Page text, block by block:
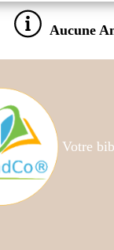
Aucune
Votre